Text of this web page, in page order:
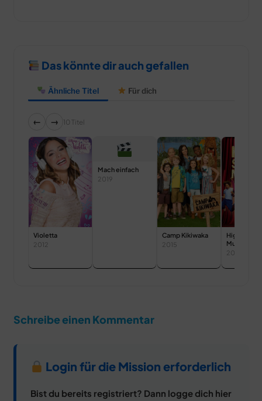
Das könnte dir auch gefallen
Ähnliche Titel Für dich
← → 10 Titel
Violetta
2012
Mach einfach
2019
Camp Kikiwaka
2015
High
Musical
2006
Schreibe einen Kommentar
Login für die Mission erforderlich
Bist du bereits registriert? Dann logge dich hier